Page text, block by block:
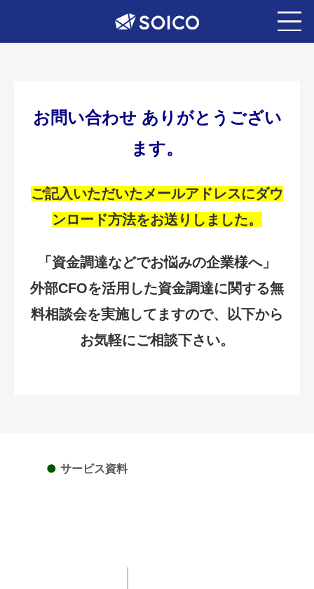
お問い合わせ ありがとうござい
ます。
ご記入いただいたメールアドレスにダウ
ンロード方法をお送りしました。
「資金調達などでお悩みの企業様へ」
外部CFOを活用した資金調達に関する無
料相談会を実施してますので、以下から
お気軽にご相談下さい。
● サービス資料